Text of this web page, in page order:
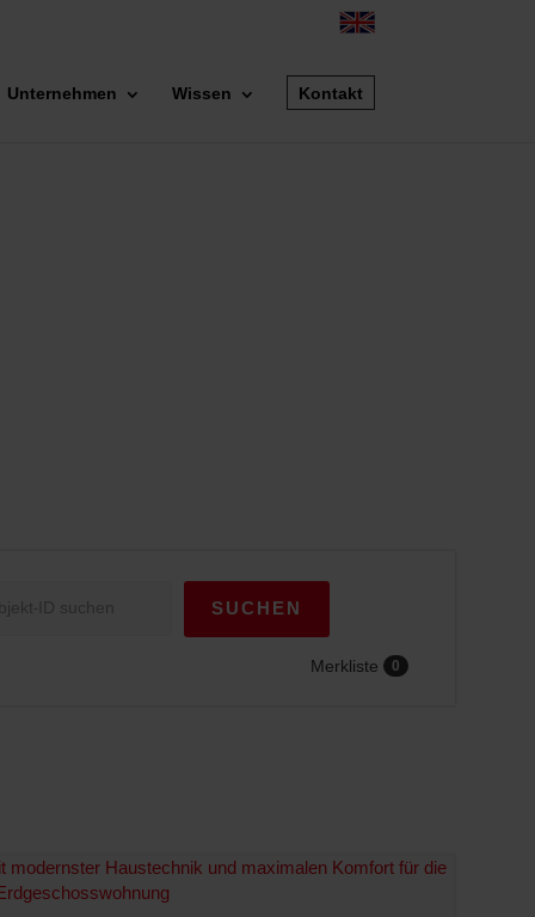
Unternehmen Wissen Kontakt
SUCHEN
Merkliste 0